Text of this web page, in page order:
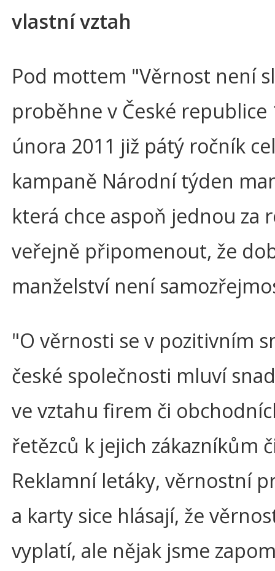
vlastní vztah
Pod mottem "Věrnost není
proběhne v České republice
února 2011 již pátý ročník
kampaně Národní týden
která chce aspoň jednou za
veřejně připomenout, že
manželství není
"O věrnosti se v pozitivním
české společnosti mluví
ve vztahu firem či
řetězců k jejich zákazníkům
Reklamní letáky, věrnostní
a karty sice hlásají, že
vyplatí, ale nějak jsme